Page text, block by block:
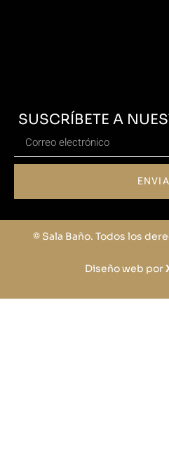
SUSCRÍBETE A
© Sala Baño. Todos los
Diseño web por